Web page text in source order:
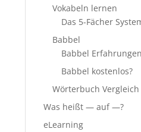
Vokabeln lernen
Das 5-Fächer
Babbel
Babbel Erfahrungen
Babbel kostenlos?
Wörterbuch Vergleich
Was heißt — auf —?
eLearning